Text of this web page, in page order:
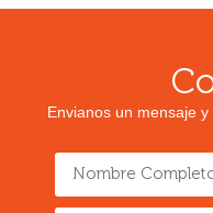
Envianos un mensaje